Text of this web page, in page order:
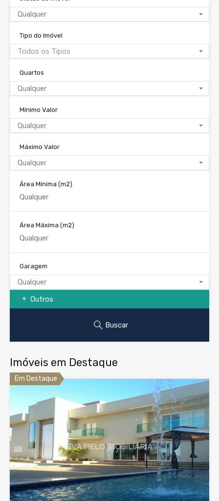
Qualquer
Tipo do Imóvel
Todos os Tipos
Quartos
Qualquer
Mínimo Valor
Qualquer
Máximo Valor
Qualquer
Área Mínima (m2)
Área Máxima (m2)
Garagem
Qualquer
Outros
Buscar
Imóveis em Destaque
Em Destaque